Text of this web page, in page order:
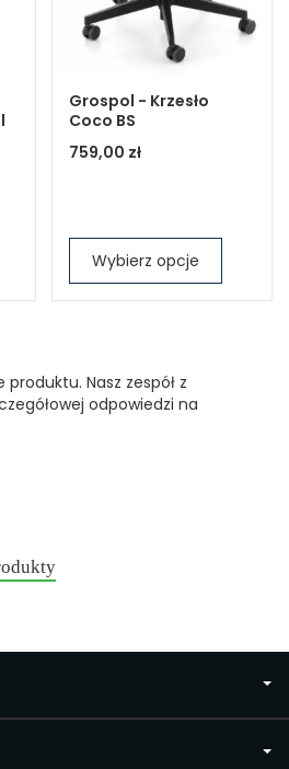
Grospol - Krzesło
Coco BS
759,00 zł
Wybierz opcje
Nasz zespół z
odpowiedzi na